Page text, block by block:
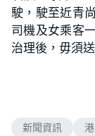
駛，駛至近青
司機及女乘客
治理後，毋須
新聞資訊